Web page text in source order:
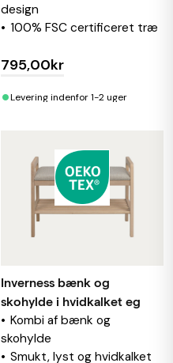
design
100% FSC certificeret træ
795,00kr
•Levering indenfor 1-2 uger
Inverness bænk og
skohylde i hvidkalket eg
Kombi af bænk og
skohylde
Smukt, lyst og hvidkalket